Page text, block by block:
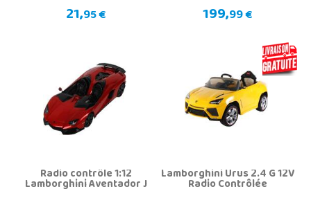
21,95 € 199,99 €
Radio contrôle 1:12
Lamborghini Aventador J Lamborghini Urus 2.4 G 12V
Radio Contrôlée